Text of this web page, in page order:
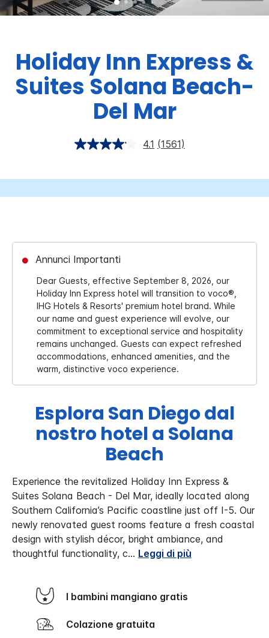
Holiday Inn Express &
Suites Solana Beach-
Del Mar
4.1 (1561)
Annunci Importanti
Dear Guests, effective September 8, 2026, our
Holiday Inn Express hotel will transition to voco®,
IHG Hotels & Resorts' premium hotel brand. While
our name and guest experience will evolve, our
commitment to exceptional service and hospitality
remains unchanged. Guests can expect refreshed
accommodations, enhanced amenities, and the
warm, distinctive voco experience.
Esplora San Diego dal
nostro hotel a Solana
Beach
Experience the revitalized Holiday Inn Express &
Suites Solana Beach - Del Mar, ideally located along
Southern California’s Pacific coastline just off I-5. Our
newly renovated guest rooms feature a fresh coastal
design with stylish décor, bright ambiance, and
thoughtful functionality, c... Leggi di più
I bambini mangiano gratis
Colazione gratuita